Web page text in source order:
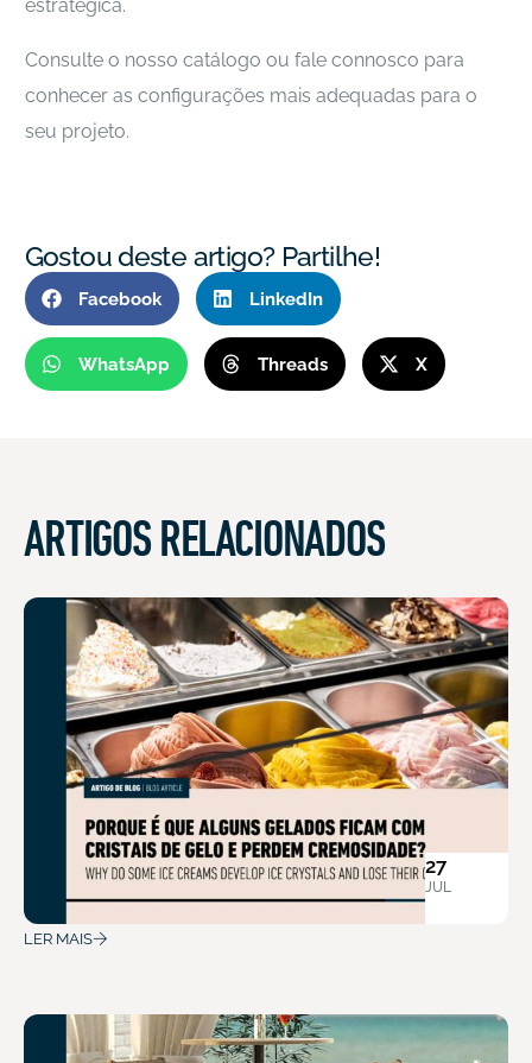
estratégica.
Consulte o nosso catálogo ou fale connosco para
conhecer as configurações mais adequadas para o
seu projeto.
Gostou deste artigo? Partilhe!
Facebook LinkedIn
WhatsApp Threads X
ARTIGOS RELACIONADOS
27
JUL
LER MAIS